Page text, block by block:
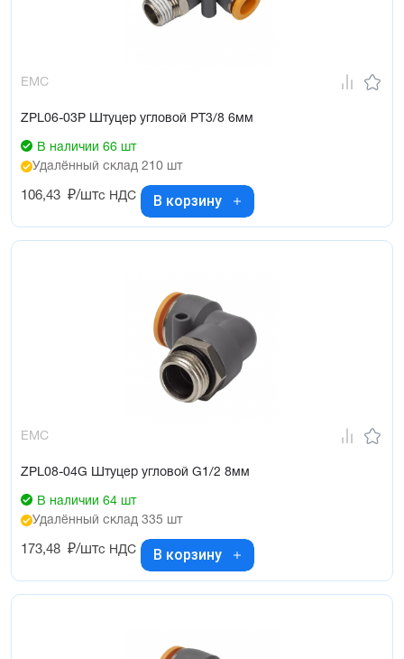
EMC
ZPL06-03P Штуцер угловой PT3/8 6мм
В наличии 66 шт
Удалённый склад 210 шт
106,43 ₽/штс НДС В корзину
EMC
ZPL08-04G Штуцер угловой G1/2 8мм
В наличии 64 шт
Удалённый склад 335 шт
173,48 ₽/штс НДС В корзину